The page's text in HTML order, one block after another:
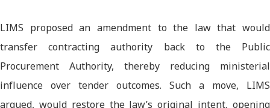
LIMS proposed an amendment to the law that would
transfer contracting authority back to the Public
Procurement Authority, thereby reducing ministerial
influence over tender outcomes. Such a move, LIMS